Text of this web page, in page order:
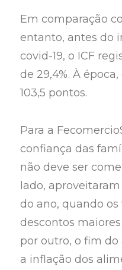
Em comparação
entanto, antes do
covid-19, o ICF
de 29,4%. À
103,5 pontos.
Para a
confiança das
não deve ser
lado,
do ano, quando
descontos
por outro, o fim
a inflação dos